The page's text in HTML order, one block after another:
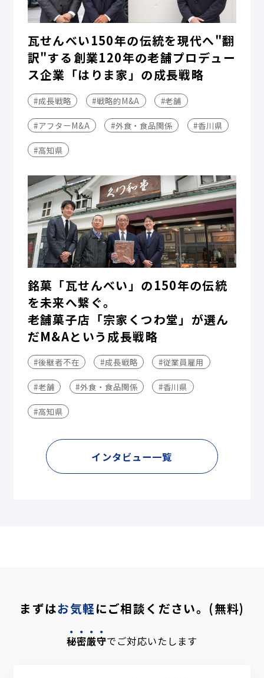
瓦せんべい150年の伝統を現代へ"翻
訳"する――創業120年の老舗プロデュー
ス企業「はりま家」の成長戦略
#成長戦略 #戦略的M&A #老舗
#アフターM&A #外食・食品関係 #香川県
#高知県
銘菓「瓦せんべい」の150年の伝統
を未来へ繋ぐ。
老舗菓子店「宗家くつわ堂」が選ん
だM&Aという成長戦略
#後継者不在 #成長戦略 #従業員雇用
#老舗 #外食・食品関係 #香川県
#高知県
インタビュー一覧
まずはお気軽にご相談ください。(無料)
秘密厳守でご対応いたします